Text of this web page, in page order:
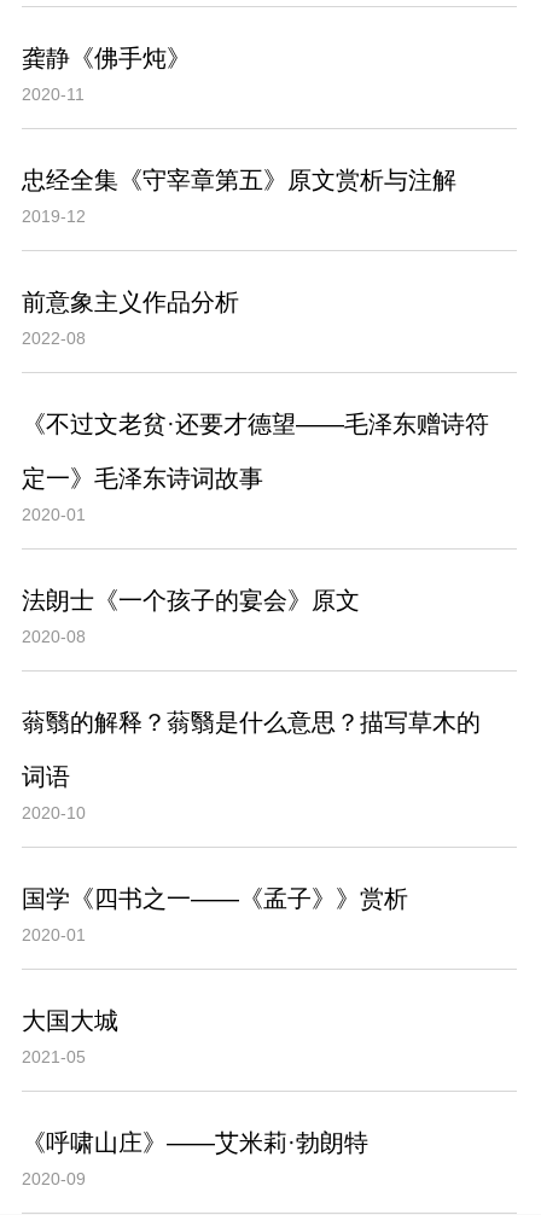
龚静《佛手炖》
2020-11
忠经全集《守宰章第五》原文赏析与注解
2019-12
前意象主义作品分析
2022-08
《不过文老贫·还要才德望——毛泽东赠诗符
定一》毛泽东诗词故事
2020-01
法朗士《一个孩子的宴会》原文
2020-08
蓊翳的解释？蓊翳是什么意思？描写草木的
词语
2020-10
国学《四书之一——《孟子》》赏析
2020-01
大国大城
2021-05
《呼啸山庄》——艾米莉·勃朗特
2020-09